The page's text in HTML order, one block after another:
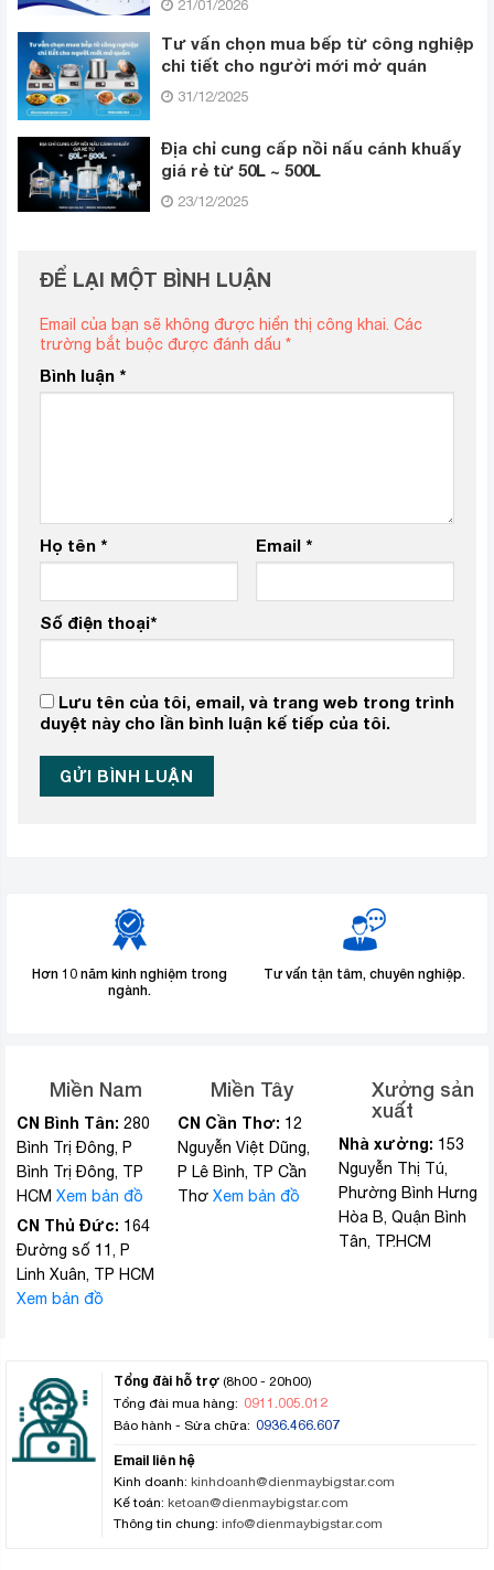
21/01/2026
Tư vấn chọn mua bếp từ công nghiệp
chi tiết cho người mới mở quán
31/12/2025
Địa chỉ cung cấp nồi nấu cánh khuấy
giá rẻ từ 50L ~ 500L
23/12/2025
ĐỂ LẠI MỘT BÌNH LUẬN
Email của bạn sẽ không được hiển thị công khai. Các
trường bắt buộc được đánh dấu *
Bình luận *
Họ tên * Email *
Số điện thoại*
Lưu tên của tôi, email, và trang web trong trình
duyệt này cho lần bình luận kế tiếp của tôi.
Hơn 10 năm kinh nghiệm trong
ngành.
Tư vấn tận tâm, chuyên nghiệp.
Miền Nam
CN Bình Tân: 280
Bình Trị Đông, P
Bình Trị Đông, TP
HCM Xem bản đồ
CN Thủ Đức: 164
Đường số 11, P
Linh Xuân, TP HCM
Xem bản đồ
Miền Tây
CN Cần Thơ: 12
Nguyễn Việt Dũng,
P Lê Bình, TP Cần
Thơ Xem bản đồ
Xưởng sản
xuất
Nhà xưởng: 153
Nguyễn Thị Tú,
Phường Bình Hưng
Hòa B, Quận Bình
Tân, TP.HCM
Tổng đài hỗ trợ (8h00 - 20h00)
Tổng đài mua hàng: 0911.005.012
Bảo hành - Sửa chữa: 0936.466.607
Email liên hệ
Kinh doanh: kinhdoanh@dienmaybigstar.com
Kế toán: ketoan@dienmaybigstar.com
Thông tin chung: info@dienmaybigstar.com